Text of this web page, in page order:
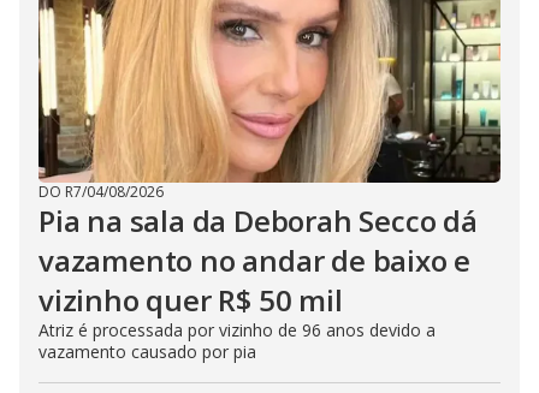
DO R7/04/08/2026
Pia na sala da Deborah Secco dá
vazamento no andar de baixo e
vizinho quer R$ 50 mil
Atriz é processada por vizinho de 96 anos devido a
vazamento causado por pia